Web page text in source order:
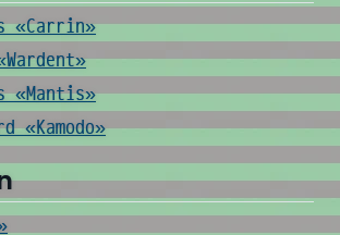
«Carrin»
«Mantis»
«Kamodo»